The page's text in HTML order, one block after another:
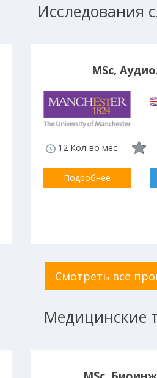
Исследования
MSc,
12 Кол-во мес
Подробнее
Смотреть все
Медицинские